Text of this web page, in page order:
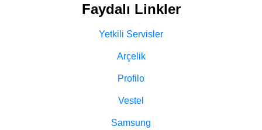
Faydalı Linkler
Yetkili Servisler
Arçelik
Profilo
Vestel
Samsung